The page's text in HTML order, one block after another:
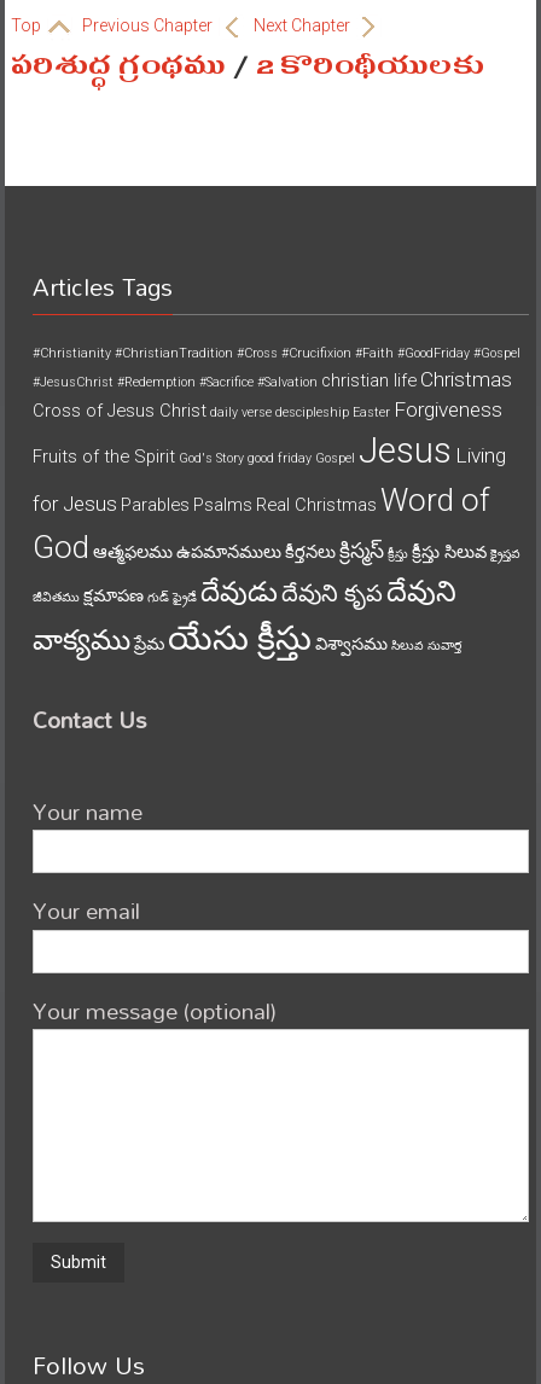
Top Previous Chapter Next Chapter
పరిశుద్ధ గ్రంథము/2 కొరింథీయులకు
Articles Tags
#Christianity #ChristianTradition #Cross #Crucifixion #Faith #GoodFriday #Gospel
#JesusChrist #Redemption #Sacrifice #Salvation christian life Christmas
Cross of Jesus Christ daily verse descipleship Easter Forgiveness
Fruits of the Spirit God's Story good friday Gospel Jesus Living
for Jesus Parables Psalms Real Christmas Word of
God ఆత్మఫలముఉపమానములుకీర్తనలుక్రిస్మస్ క్రీస్తు క్రీస్తు సిలువ క్రైస్తవ
జీవితము క్షమాపణ గుడ్ ఫ్రైడే దేవుడుదేవుని కృపదేవుని
వాక్యముప్రేమ యేసు క్రీస్తు విశ్వాసము సిలువ సువార్త
Contact Us
Your name
Your email
Your message (optional)
Follow Us